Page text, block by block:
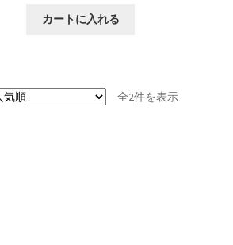
カートに入れる
全2件を表示人